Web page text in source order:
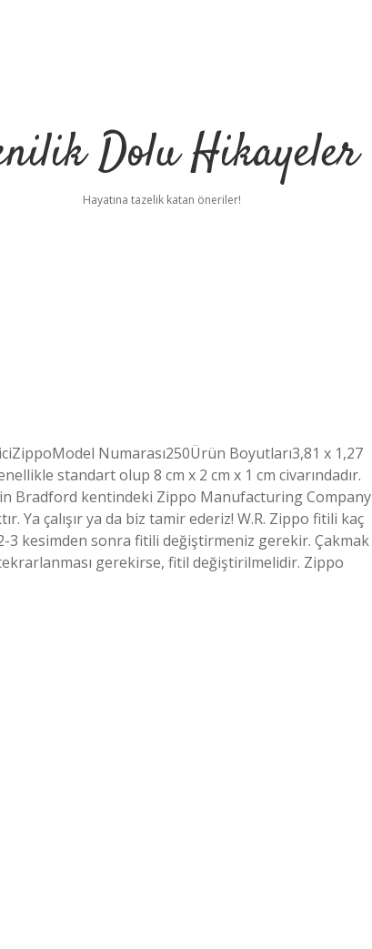
Dolu Hikayeler
Hayatına tazelik katan öneriler!
Numarası‎250Ürün Boyutları‎3,81 x 1,27
standart olup 8 cm x 2 cm x 1 cm civarındadır.
Bradford kentindeki Zippo Manufacturing Company
Ya çalışır ya da biz tamir ederiz! W.R. Zippo fitili kaç
3 kesimden sonra fitili değiştirmeniz gerekir. Çakmak
gerekirse, fitil değiştirilmelidir. Zippo